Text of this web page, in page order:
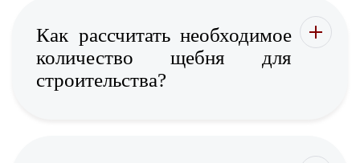
Как рассчитать необходимое
количество щебня для
строительства?